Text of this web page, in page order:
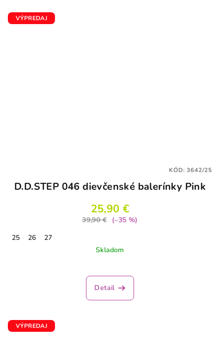
VÝPREDAJ
D.D.STEP 046 dievčenské balerínky Pink
25,90 €
39,90 €
(–35 %)
25
26
27
Skladom
Detail
KÓD:3642/25
VÝPREDAJ